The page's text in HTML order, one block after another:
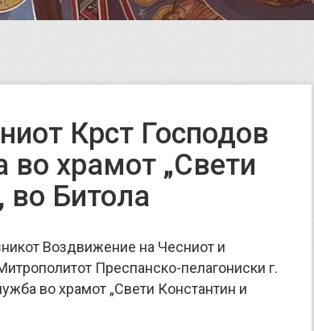
Крст Господов
во храмот „Свети
во Битола
Воздвижение на Чесниот и
Преспанско-пелагониски г.
во храмот „Свети Константин и